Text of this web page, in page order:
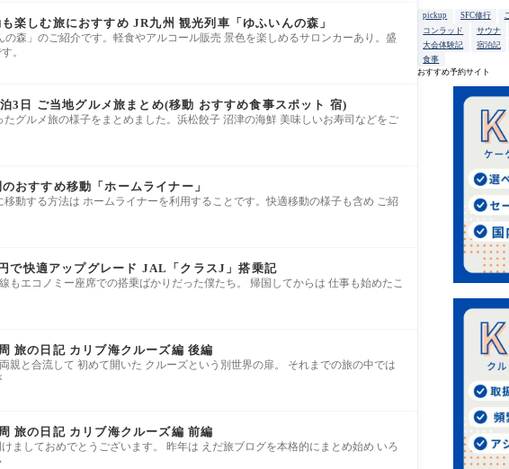
も楽しむ旅におすすめ JR九州 観光列車「ゆふいんの森」
の森」のご紹介です。軽食やアルコール販売 景色を楽しめるサロンカーあり。盛
。
泊3日 ご当地グルメ旅まとめ(移動 おすすめ食事スポット 宿)
たグルメ旅の様子をまとめました。浜松餃子 沼津の海鮮 美味しいお寿司などをご
おすすめ移動「ホームライナー」
動する方法は ホームライナーを利用することです。快適移動の様子も含め ご紹
で快適アップグレード JAL「クラスJ」搭乗記
もエコノミー座席での搭乗ばかりだった僕たち。 帰国してからは 仕事も始めたこ
旅の日記 カリブ海クルーズ編 後編
親と合流して 初めて開いた クルーズという別世界の扉。 それまでの旅の中では
旅の日記 カリブ海クルーズ編 前編
ましておめでとうございます。 昨年は えだ旅ブログを本格的にまとめ始め いろ
pickup SFC修行
コンラッド
サウナ
大会体験記
宿泊記
食事
おすすめ予約サイト